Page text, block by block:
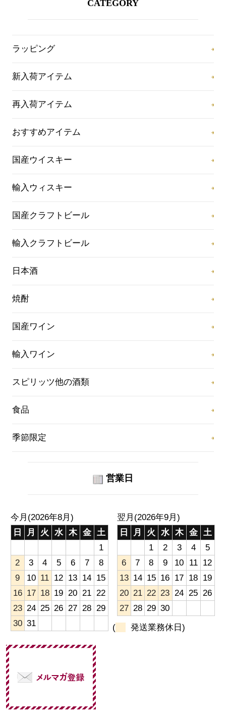
CATEGORY
ラッピング
新入荷アイテム
再入荷アイテム
おすすめアイテム
国産ウイスキー
輸入ウィスキー
国産クラフトビール
輸入クラフトビール
日本酒
焼酎
国産ワイン
輸入ワイン
スピリッツ他の酒類
食品
季節限定
営業日
今月(2026年8月)
日
月 火 水 木 金 土
1
2
3 4 5 6 7
8
9
10 11 12 13 14 15
16 17 18 19 20 21 22
23 24 25 26 27 28 29
30 31
翌月(2026年9月)
日
月 火 水 木 金
土
1
2 3 4
5
6
7 8 9 10 11
12
13 14 15 16 17 18 19
20 21 22 23 24 25 26
27 28 29 30
( 発送業務休日)